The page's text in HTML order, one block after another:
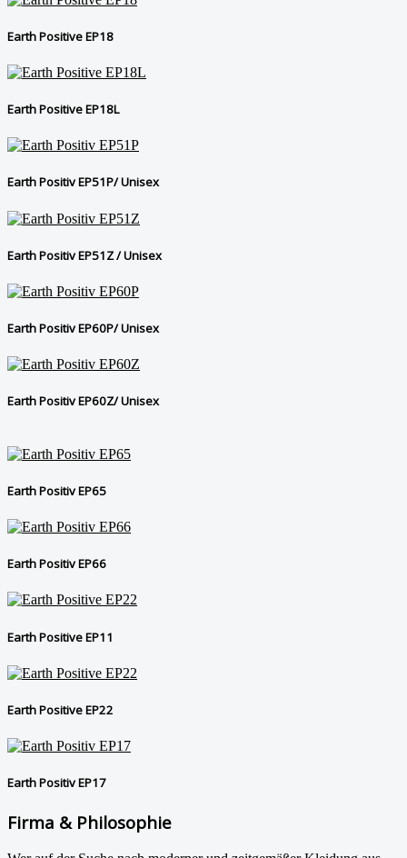
Earth Positive EP18
Earth Positive EP18L
Earth Positiv EP51P/ Unisex
Earth Positiv EP51Z / Unisex
Earth Positiv EP60P/ Unisex
Earth Positiv EP60Z/ Unisex
Earth Positiv EP65
Earth Positiv EP66
Earth Positive EP11
Earth Positive EP22
Earth Positiv EP17
Firma & Philosophie